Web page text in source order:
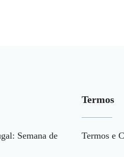
Semana de
Termos
Termos e